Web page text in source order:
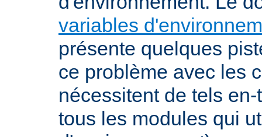
variables
présente quelques
ce problème avec les
nécessitent de tels
tous les modules qui